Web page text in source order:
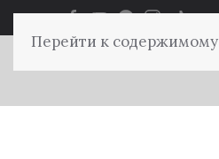
Перейти к содержимому